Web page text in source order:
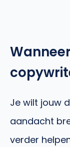
Je wilt jouw
aandacht
verder